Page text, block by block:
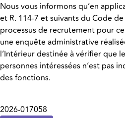
Nous vous informons qu’en
et R. 114-7 et suivants du Code
processus de recrutement pour
une enquête administrative
l’Intérieur destinée à vérifier que
personnes intéressées n’est pas
des fonctions.
2026-017058